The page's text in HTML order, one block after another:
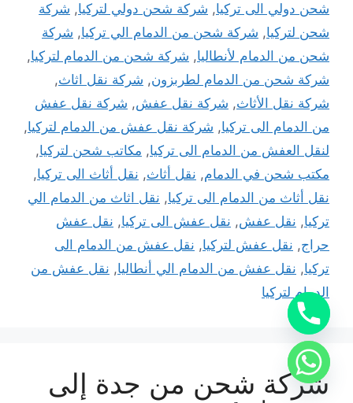
شحن دولي الى تركيا, شركة شحن دولي لتركيا, شركة
شحن لتركيا, شركة شحن من الدمام الي تركيا, شركة
شحن من الدمام لأنطاليا, شركة شحن من الدمام لتركيا,
شركة شحن من الدمام لطربزون, شركة نقل اثاث,
شركة نقل الأثاث, شركة نقل عفش, شركة نقل عفش
من الدمام الى تركيا, شركة نقل عفش من الدمام لتركيا,
لنقل العفش من الدمام الى تركيا, مكاتب شحن لتركيا,
مكتب شحن في الدمام, نقل أثاث, نقل أثاث الى تركيا,
نقل أثاث من الدمام الى تركيا, نقل اثاث من الدمام الي
تركيا, نقل عفش, نقل عفش الى تركيا, نقل عفش
حراج, نقل عفش لتركيا, نقل عفش من الدمام الى
تركيا, نقل عفش من الدمام الي أنطاليا, نقل عفش من
الدمام لتركيا
شركة شحن من جدة إلى